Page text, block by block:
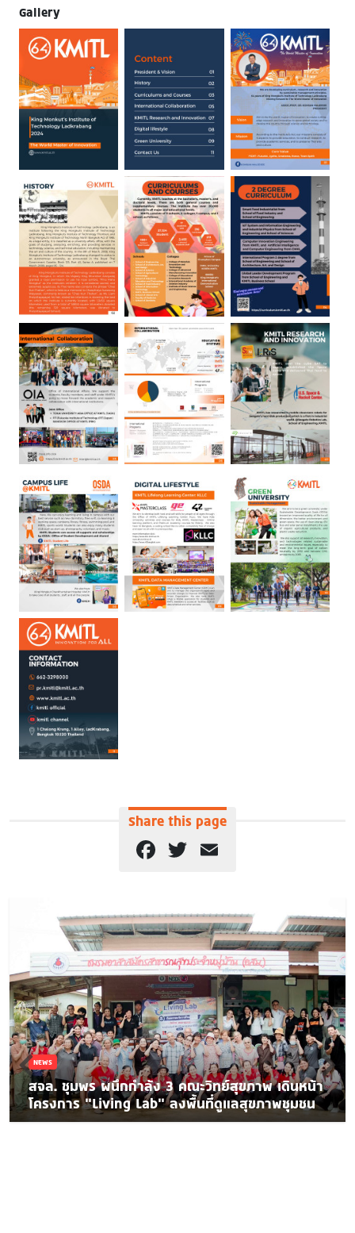
Gallery
Share this page
Facebook
Twitter
NEWS
สจล. ชุมพร ผนึกกำลัง 3 คณะวิทย์สุขภาพ เดินหน้า
โครงการ “Living Lab” ลงพื้นที่ดูแลสุขภาพชุมชน